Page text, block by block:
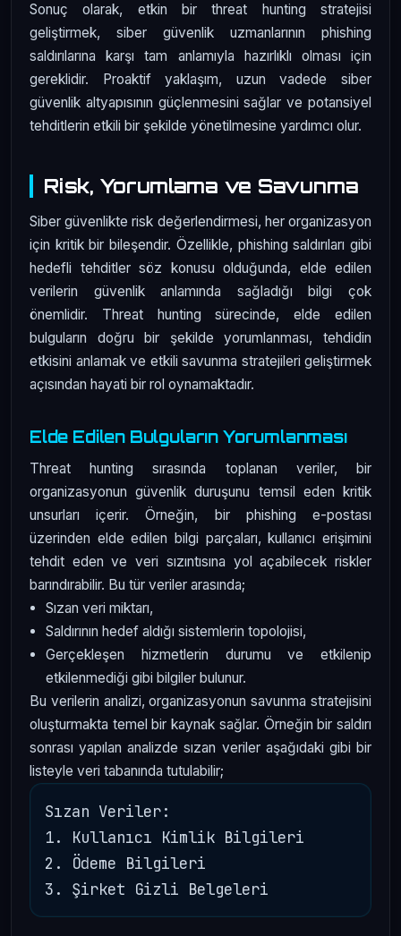
Sonuç olarak, etkin bir threat hunting stratejisi
geliştirmek, siber güvenlik uzmanlarının phishing
saldırılarına karşı tam anlamıyla hazırlıklı olması için
gereklidir. Proaktif yaklaşım, uzun vadede siber
güvenlik altyapısının güçlenmesini sağlar ve potansiyel
tehditlerin etkili bir şekilde yönetilmesine yardımcı olur.
Risk, Yorumlama ve Savunma
Siber güvenlikte risk değerlendirmesi, her organizasyon
için kritik bir bileşendir. Özellikle, phishing saldırıları gibi
hedefli tehditler söz konusu olduğunda, elde edilen
verilerin güvenlik anlamında sağladığı bilgi çok
önemlidir. Threat hunting sürecinde, elde edilen
bulguların doğru bir şekilde yorumlanması, tehdidin
etkisini anlamak ve etkili savunma stratejileri geliştirmek
açısından hayati bir rol oynamaktadır.
Elde Edilen Bulguların Yorumlanması
Threat hunting sırasında toplanan veriler, bir
organizasyonun güvenlik duruşunu temsil eden kritik
unsurları içerir. Örneğin, bir phishing e-postası
üzerinden elde edilen bilgi parçaları, kullanıcı erişimini
tehdit eden ve veri sızıntısına yol açabilecek riskler
barındırabilir. Bu tür veriler arasında;
Sızan veri miktarı,
Saldırının hedef aldığı sistemlerin topolojisi,
Gerçekleşen hizmetlerin durumu ve etkilenip
etkilenmediği gibi bilgiler bulunur.
Bu verilerin analizi, organizasyonun savunma stratejisini
oluşturmakta temel bir kaynak sağlar. Örneğin bir saldırı
sonrası yapılan analizde sızan veriler aşağıdaki gibi bir
listeyle veri tabanında tutulabilir;
Sızan Veriler:
1. Kullanıcı Kimlik Bilgileri
2. Ödeme Bilgileri